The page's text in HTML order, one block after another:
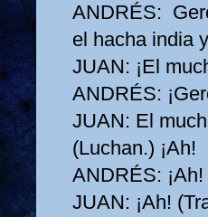
ANDRÉS:
el hacha india
JUAN: ¡El
ANDRÉS:
JUAN: El
(Luchan.) ¡Ah!
ANDRÉS: ¡Ah!
JUAN: ¡Ah!